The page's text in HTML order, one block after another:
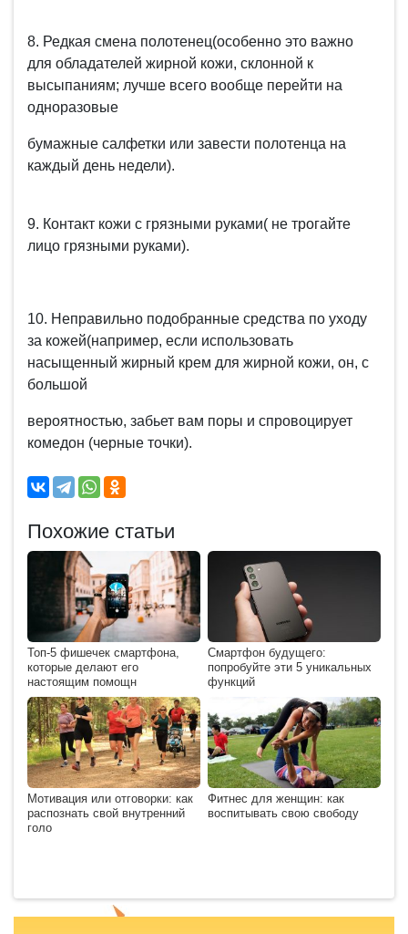
8. Редкая смена полотенец(особенно это важно
для обладателей жирной кожи, склонной к
высыпаниям; лучше всего вообще перейти на
одноразовые
бумажные салфетки или завести полотенца на
каждый день недели).
9. Контакт кожи с грязными руками( не трогайте
лицо грязными руками).
10. Неправильно подобранные средства по уходу
за кожей(например, если использовать
насыщенный жирный крем для жирной кожи, он, с
большой
вероятностью, забьет вам поры и спровоцирует
комедон (черные точки).
Похожие статьи
Топ-5 фишечек смартфона,
которые делают его
настоящим помощн
Смартфон будущего:
попробуйте эти 5 уникальных
функций
Мотивация или отговорки: как
распознать свой внутренний
голо
Фитнес для женщин: как
воспитывать свою свободу